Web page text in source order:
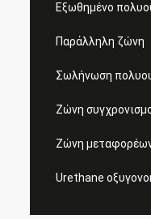
Εξωθημένο
Παράλληλη ζώνη
Σωλήνωση
Ζώνη
Ζώνη
Urethane